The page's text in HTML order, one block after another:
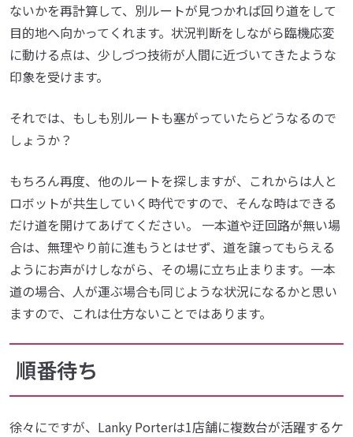
ないかを再計算して、別ルートが見つかれば回り道をして
目的地へ向かってくれます。状況判断をしながら臨機応変
に動ける点は、少しづつ技術が人間に近づいてきたような
印象を受けます。
それでは、もしも別ルートも塞がっていたらどうなるので
しょうか？
もちろん再度、他のルートを探しますが、これからは人と
ロボットが共生していく時代ですので、そんな時はできる
だけ道を開けてあげてください。 一本道や迂回路が無い場
合は、無理やり前に進もうとはせず、道を譲ってもらえる
ようにお声がけしながら、その場に立ち止まります。一本
道の場合、人が運ぶ場合も同じような状況になるかと思い
ますので、これは仕方ないことではあります。
順番待ち
徐々にですが、Lanky Porterは1店舗に複数台が活躍するケ